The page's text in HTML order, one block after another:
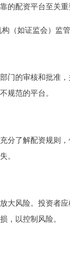
的配资平台至关重
（如证监会）监管
门的审核和批准
规范的平台。
分了解配资规则
。
大风险。投资者
，以控制风险。